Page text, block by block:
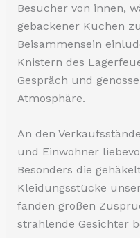
Besucher von innen,
gebackener Kuchen
Beisammensein
Knistern des
Gespräch und
Atmosphäre.
An den
und Einwohner
Besonders die
Kleidungsstücke
fanden großen
strahlende Gesichter